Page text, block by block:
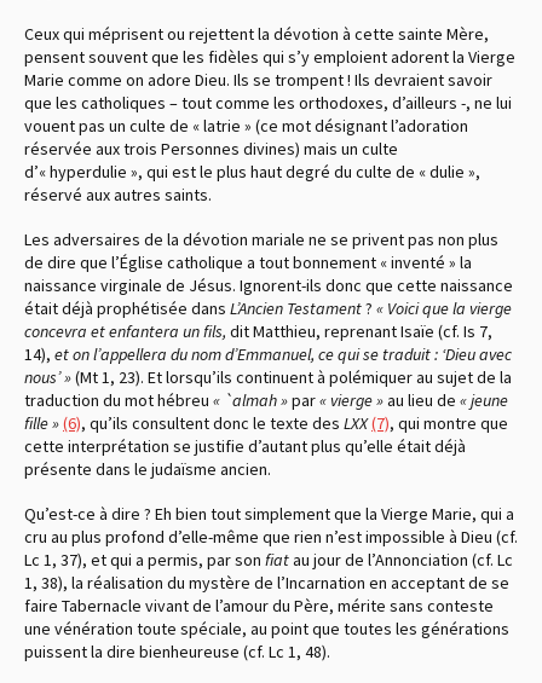
Ceux qui méprisent ou rejettent la dévotion à cette sainte Mère,
pensent souvent que les fidèles qui s’y emploient adorent la Vierge
Marie comme on adore Dieu. Ils se trompent ! Ils devraient savoir
que les catholiques – tout comme les orthodoxes, d’ailleurs -, ne lui
vouent pas un culte de « latrie » (ce mot désignant l’adoration
réservée aux trois Personnes divines) mais un culte
d’« hyperdulie », qui est le plus haut degré du culte de « dulie »,
réservé aux autres saints.
Les adversaires de la dévotion mariale ne se privent pas non plus
de dire que l’Église catholique a tout bonnement « inventé » la
naissance virginale de Jésus. Ignorent-ils donc que cette naissance
était déjà prophétisée dans L’Ancien Testament? « Voici que la vierge
concevra et enfantera un fils, dit Matthieu, reprenant Isaïe (cf. Is 7,
14), et on l’appellera du nom d’Emmanuel, ce qui se traduit : ‘Dieu avec
nous’ »(Mt 1, 23). Et lorsqu’ils continuent à polémiquer au sujet de la
traduction du mot hébreu « `almah »par« vierge »au lieu de « jeune
fille »(6), qu’ils consultent donc le texte des LXX(7), qui montre que
cette interprétation se justifie d’autant plus qu’elle était déjà
présente dans le judaïsme ancien.
Qu’est-ce à dire ? Eh bien tout simplement que la Vierge Marie, qui a
cru au plus profond d’elle-même que rien n’est impossible à Dieu (cf.
Lc 1, 37), et qui a permis, par son fiatau jour de l’Annonciation (cf. Lc
1, 38), la réalisation du mystère de l’Incarnation en acceptant de se
faire Tabernacle vivant de l’amour du Père, mérite sans conteste
une vénération toute spéciale, au point que toutes les générations
puissent la dire bienheureuse (cf. Lc 1, 48).